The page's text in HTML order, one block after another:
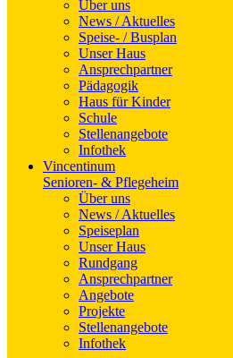
Über uns
News / Aktuelles
Speise- / Busplan
Unser Haus
Ansprechpartner
Pädagogik
Haus für Kinder
Schule
Stellenangebote
Infothek
Vincentinum
Senioren- & Pflegeheim
Über uns
News / Aktuelles
Speiseplan
Unser Haus
Rundgang
Ansprechpartner
Angebote
Projekte
Stellenangebote
Infothek